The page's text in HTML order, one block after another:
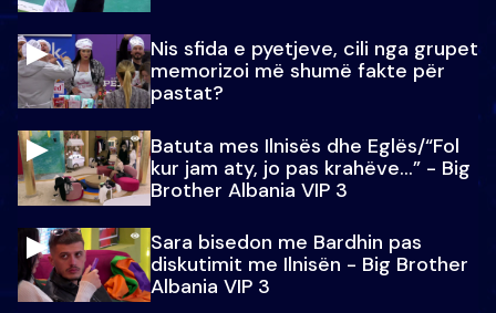
Nis sfida e pyetjeve, cili nga grupet
memorizoi më shumë fakte për
pastat?
Batuta mes Ilnisës dhe Eglës/“Fol
kur jam aty, jo pas krahëve…” - Big
Brother Albania VIP 3
Sara bisedon me Bardhin pas
diskutimit me Ilnisën - Big Brother
Albania VIP 3